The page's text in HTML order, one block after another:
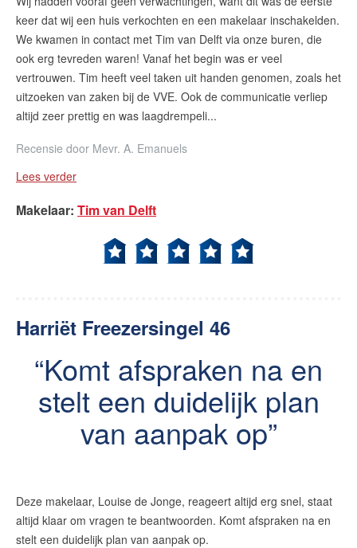
keer dat wij een huis verkochten en een makelaar inschakelden.
We kwamen in contact met Tim van Delft via onze buren, die
ook erg tevreden waren! Vanaf het begin was er veel
vertrouwen. Tim heeft veel taken uit handen genomen, zoals het
uitzoeken van zaken bij de VVE. Ook de communicatie verliep
altijd zeer prettig en was laagdrempeli...
Recensie door Mevr. A. Emanuels
Lees verder
Makelaar: Tim van Delft
Harriët Freezersingel 46
Komt afspraken na en
stelt een duidelijk plan
van aanpak op
Deze makelaar, Louise de Jonge, reageert altijd erg snel, staat
altijd klaar om vragen te beantwoorden. Komt afspraken na en
stelt een duidelijk plan van aanpak op.